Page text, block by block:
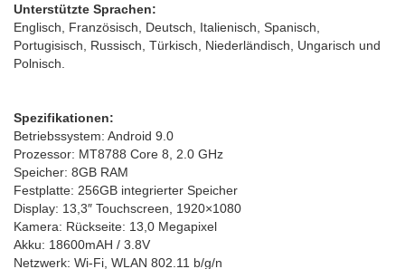
Unterstützte Sprachen:
Englisch, Französisch, Deutsch, Italienisch, Spanisch,
Portugisisch, Russisch, Türkisch, Niederländisch, Ungarisch und
Polnisch.
Spezifikationen:
Betriebssystem: Android 9.0
Prozessor: MT8788 Core 8, 2.0 GHz
Speicher: 8GB RAM
Festplatte: 256GB integrierter Speicher
Display: 13,3″ Touchscreen, 1920×1080
Kamera: Rückseite: 13,0 Megapixel
Akku: 18600mAH / 3.8V
Netzwerk: Wi-Fi, WLAN 802.11 b/g/n